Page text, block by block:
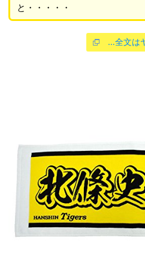
と・・・・・
…全文は